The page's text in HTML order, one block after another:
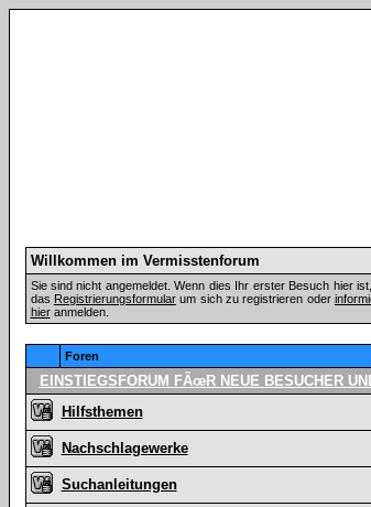
Willkommen im Vermisstenforum
Sie sind nicht angemeldet. Wenn dies Ihr erster Besuch hier
das Registrierungsformularum sich zu registrieren oder
hieranmelden.
Foren
EINSTIEGSFORUM FÃœR NEUE BESUCHER
Hilfsthemen
Nachschlagewerke
Suchanleitungen